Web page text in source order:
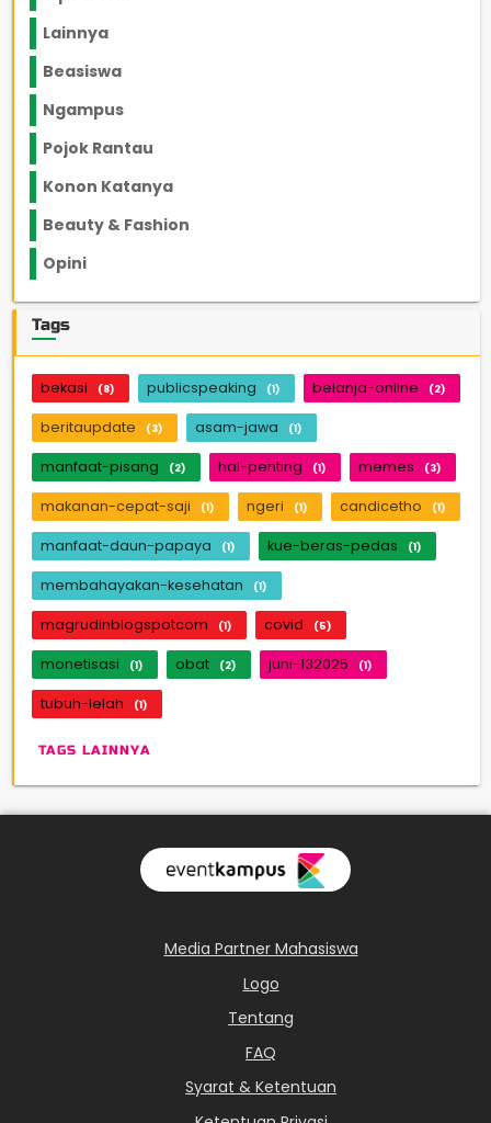
Lainnya
Beasiswa
Ngampus
Pojok Rantau
Konon Katanya
Beauty & Fashion
Opini
Tags
bekasi (8) publicspeaking (1) belanja-online (2)
beritaupdate (3) asam-jawa (1)
manfaat-pisang (2) hal-penting (1) memes (3)
makanan-cepat-saji (1) ngeri (1) candicetho (1)
manfaat-daun-papaya (1) kue-beras-pedas (1)
membahayakan-kesehatan (1)
magrudinblogspotcom (1) covid (5)
monetisasi (1) obat (2) juni-132025 (1)
tubuh-lelah (1)
TAGS LAINNYA
Media Partner Mahasiswa
Logo
Tentang
FAQ
Syarat & Ketentuan